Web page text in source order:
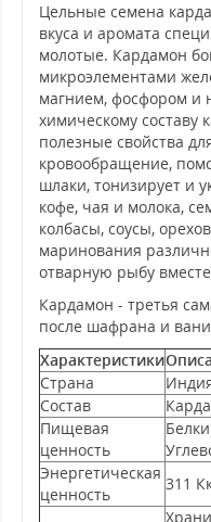
Цельные семена
вкуса и аромата
молотые. Кардамон
микроэлементами
магнием, фосфором и
химическому составу
полезные свойства
кровообращение,
шлаки, тонизирует и
кофе, чая и молока,
колбасы, соусы,
маринования
отварную рыбу
Кардамон - третья
после шафрана и
Характеристики
Страна
Состав
Пищевая
ценность
Энергетическая
ценность
311